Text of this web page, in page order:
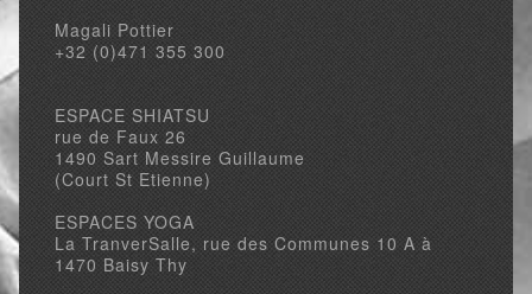
Magali Pottier
+32 (0)471 355 300
ESPACE SHIATSU
rue de Faux 26
1490 Sart Messire Guillaume
(Court St Etienne)
ESPACES YOGA
La TranverSalle, rue des Communes 10 A à
1470 Baisy Thy